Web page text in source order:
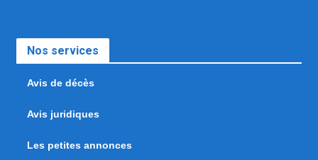
Nos services
Avis de décès
Avis juridiques
Les petites annonces